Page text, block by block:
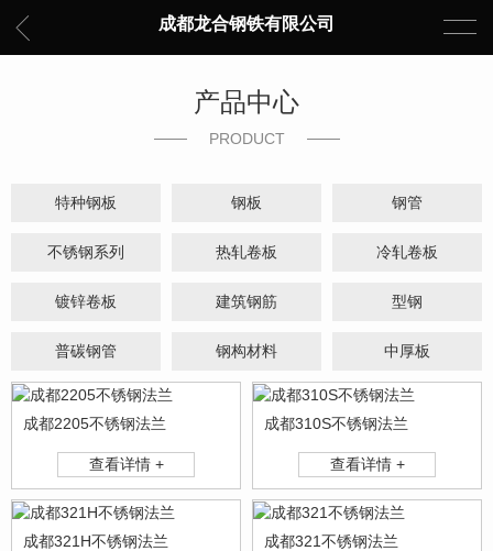
成都龙合钢铁有限公司
产品中心
PRODUCT
特种钢板 钢板 钢管
不锈钢系列 热轧卷板 冷轧卷板
镀锌卷板 建筑钢筋 型钢
普碳钢管 钢构材料 中厚板
成都2205不锈钢法兰
查看详情 +
成都310S不锈钢法兰
查看详情 +
成都321H不锈钢法兰 成都321不锈钢法兰